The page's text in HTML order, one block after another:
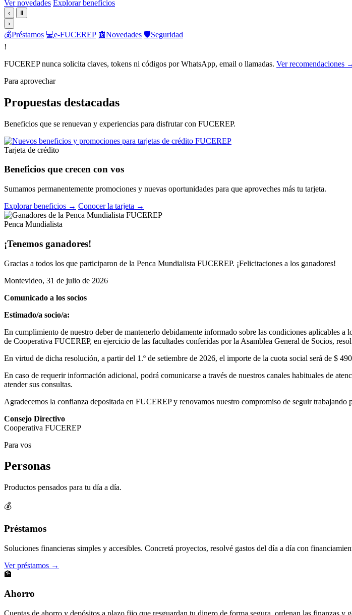
Ver novedades Explorar beneficios
‹
Ⅱ
›
💰Préstamos 💻e-FUCEREP 📰Novedades 🛡️Seguridad
!
FUCEREP nunca solicita claves, tokens ni códigos por WhatsApp, email o llamadas. Ver recomendaciones
Para aprovechar
Propuestas destacadas
Beneficios que se renuevan y experiencias para disfrutar con FUCEREP.
Tarjeta de crédito
Beneficios que crecen con vos
Sumamos permanentemente promociones y nuevas oportunidades para que aproveches más tu tarjeta.
Explorar beneficios → Conocer la tarjeta →
Penca Mundialista
¡Tenemos ganadores!
Gracias a todos los que participaron de la Penca Mundialista FUCEREP. ¡Felicitaciones a los ganadores!
Montevideo, 31 de julio de 2026
Comunicado a los socios
Estimado/a socio/a:
En cumplimiento de nuestro deber de mantenerlo debidamente informado sobre las condiciones aplicables
de Cooperativa FUCEREP, en ejercicio de las facultades conferidas por la Asamblea General de Socios,
En virtud de dicha resolución, a partir del 1.º de setiembre de 2026, el importe de la cuota social será de $
En caso de requerir información adicional, podrá comunicarse a través de nuestros canales habituales de
atender sus consultas.
Agradecemos la confianza depositada en FUCEREP y renovamos nuestro compromiso de seguir
Consejo Directivo
Cooperativa FUCEREP
Para vos
Personas
Productos pensados para tu día a día.
💰
Préstamos
Soluciones financieras simples y accesibles. Concretá proyectos, resolvé gastos del día a día con
Ver préstamos →
🏦
Ahorro